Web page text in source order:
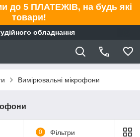
до 5 ПЛАТЕЖІВ, на будь які
товари!
обладнання
Вимірювальні мікрофони
0 Фільтри